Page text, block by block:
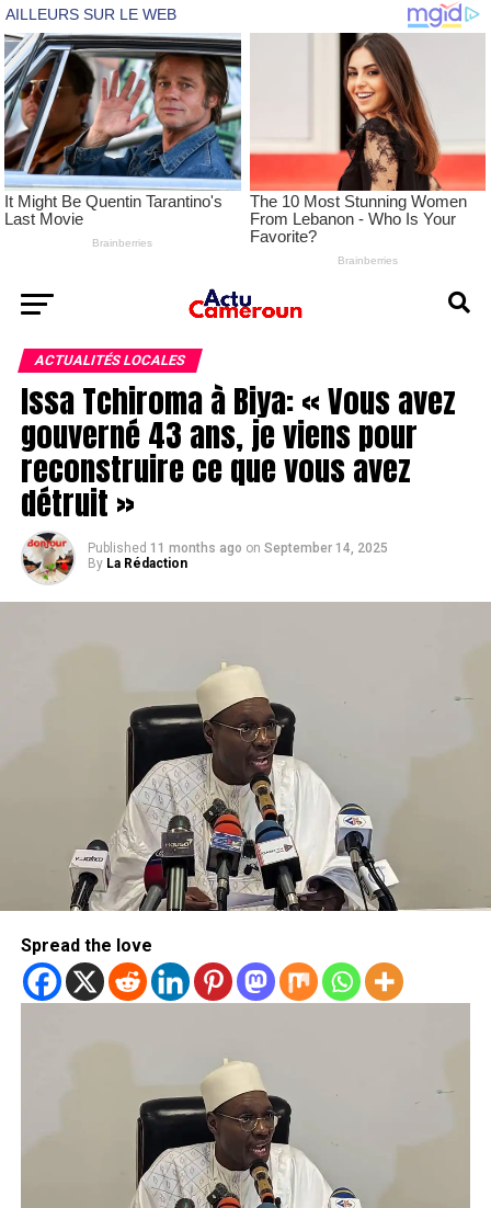
ACTUALITÉS LOCALES
Issa Tchiroma à Biya: « Vous avez
gouverné 43 ans, je viens pour
reconstruire ce que vous avez
détruit »
Published 11 months ago on September 14, 2025
By La Rédaction
Spread the love